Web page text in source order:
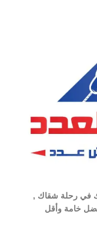
في رحلة شقاك ,
خامة وأقل